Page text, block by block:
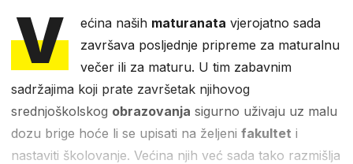
V ećina naših maturanata vjerojatno sada
završava posljednje pripreme za maturalnu
večer ili za maturu. U tim zabavnim
sadržajima koji prate završetak njihovog
srednjoškolskog obrazovanja sigurno uživaju uz malu
dozu brige hoće li se upisati na željeni fakultet i
nastaviti školovanje. Većina njih već sada tako razmišlja